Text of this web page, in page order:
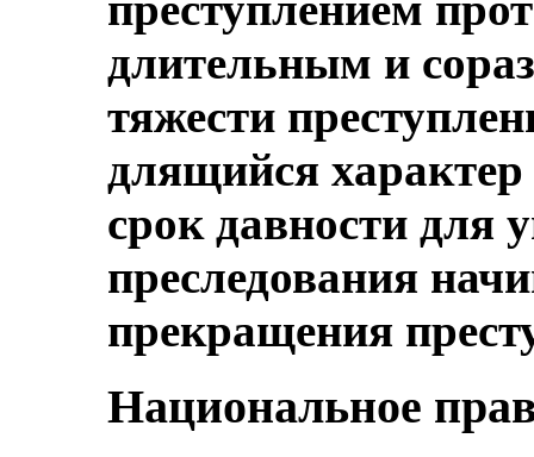
длительным и
тяжести
длящийся характер
срок давности для
преследования
прекращения
Национальное